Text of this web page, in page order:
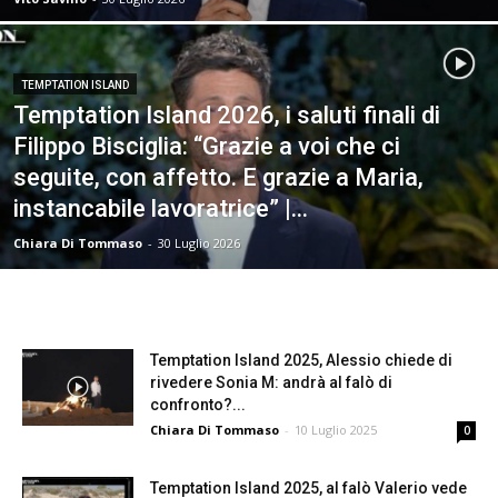
TEMPTATION ISLAND
Temptation Island 2026, i saluti finali di
Filippo Bisciglia: “Grazie a voi che ci
seguite, con affetto. E grazie a Maria,
instancabile lavoratrice” |...
Chiara Di Tommaso - 30 Luglio 2026
Temptation Island 2025, Alessio chiede di
rivedere Sonia M: andrà al falò di
confronto?...
Chiara Di Tommaso - 10 Luglio 2025 0
Temptation Island 2025, al falò Valerio vede